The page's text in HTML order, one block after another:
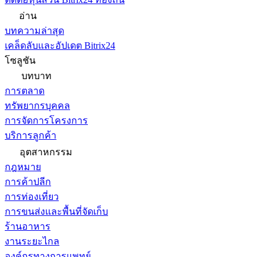
อ่าน
บทความล่าสุด
เคล็ดลับและอัปเดต Bitrix24
โซลูชัน
บทบาท
การตลาด
ทรัพยากรบุคคล
การจัดการโครงการ
บริการลูกค้า
อุตสาหกรรม
กฎหมาย
การค้าปลีก
การท่องเที่ยว
การขนส่งและพื้นที่จัดเก็บ
ร้านอาหาร
งานระยะไกล